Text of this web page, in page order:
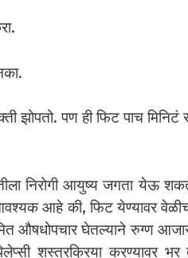
झोपतो. पण ही फिट पाच मिनिटं
निरोगी आयुष्य जगता येऊ
आहे की, फिट येण्यावर
औषधोपचार घेतल्याने रुग्ण
शस्त्रक्रिया करण्यावर